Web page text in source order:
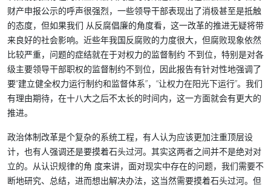
财产申报公示的呼声很强烈，一些领导干部表现出了消极甚至是抵触
的态度，但如果我们 从反腐倡廉的角度看，这一改革的推进无疑将带
来良好的社会影响。近些年我国反腐败的力度很大，但腐败现象依然
比较严重，问题的症结就在于对权力的监督制约 不到位，特别是对各
级主要领导干部职权的监督制约不到位，因此报告有针对性地强调了
要“建立健全权力运行制约和监督体系”，“让权力在阳光下运行”。我们
有理由期待，在十八大之后不太长的时间内，这一方面就会有更大的
推进。
政治体制改革是个复杂的系统工程，有人认为应该更加注重顶层设
计，也有人强调还是要摸着石头过河。其实这两者之间并不是绝对对
立的。从认识规律的角 度来讲，面对现实中存在的问题，我们需要不
断地研究、总结，进而想出解决办法，这当然需要摸着石头过河。但